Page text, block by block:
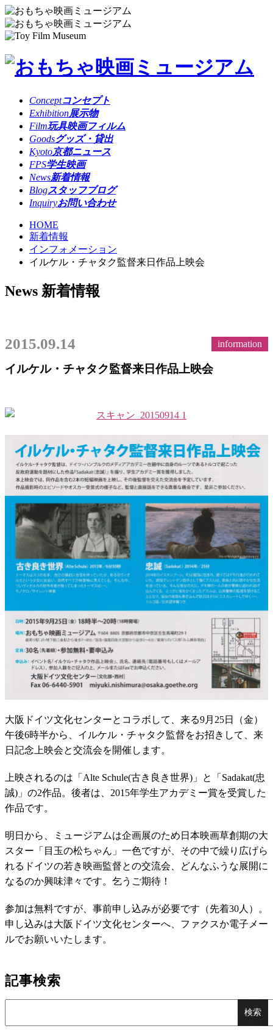
Conceptコンセプト
Exhibition展示物
Film玩具映画フィルム
Goodsグッズ・貸出
Kyoto京都ニュース
FPS学生映画
News新着情報
Blogスタッフブログ
Inquiryお問い合わせ
HOME
新着情報
インフォメーション
イルケル・チャタク監督来日作品上映会
News 新着情報
2015.09.14 information
イルケル・チャタク監督来日作品上映会
大阪ドイツ文化センターとコラボして、来る9月25日（金）
午後6時半から、イルケル・チャタク監督をお招きして、来
日記念上映会と交流会を開催します。
上映されるのは「Alte Schule(古き良き世界)」と「Sadakat(忠
誠)」の2作品。後者は、2015年学生アカデミー賞を受賞した
作品です。
明日から、ミュージアムは企画展のため日本映画草創期の大
スター「目玉の松ちゃん」一色ですが、その中で繰り広げら
れるドイツの若き映画監督との交流会、どんなふうな展開に
なるのか興味津々です。乞うご期待！
参加は無料ですが、事前申し込みが必要です（先着30人）。
申し込みは大阪ドイツ文化センターへ、ファクスか電子メー
ルでお願いいたします。
記事検索